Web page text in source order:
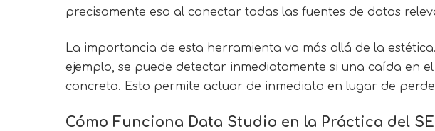
precisamente eso al conectar todas las fuentes de datos
La importancia de esta herramienta va más allá de la
ejemplo, se puede detectar inmediatamente si una caída en
concreta. Esto permite actuar de inmediato en lugar de
Cómo Funciona Data Studio en la Práctica del